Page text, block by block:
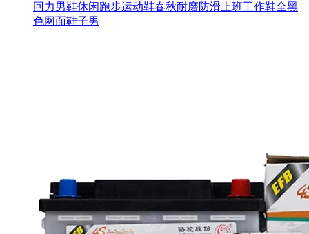
回力男鞋休闲跑步运动鞋春秋耐磨防滑上班工作鞋全黑
色网面鞋子男